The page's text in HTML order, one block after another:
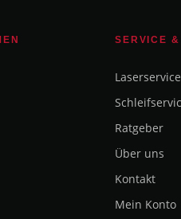
SERVICE
Laserservice
Ratgeber
Über uns
Kontakt
Mein Konto